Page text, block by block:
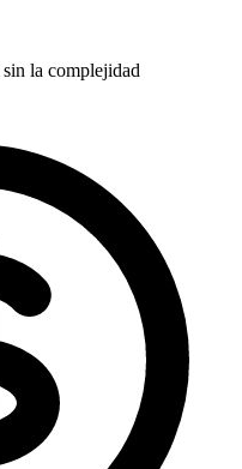
sin la complejidad